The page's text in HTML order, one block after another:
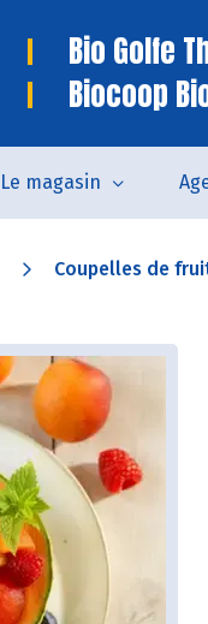
Bio Golfe
Biocoop
Le magasin
Coupelles de